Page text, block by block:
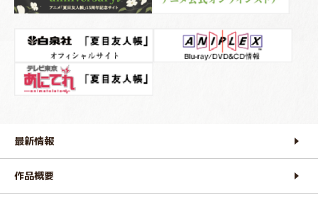
最新情報
作品概要